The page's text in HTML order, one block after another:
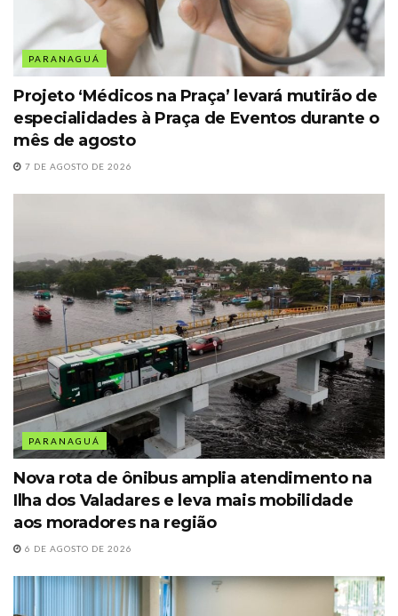
PARANAGUÁ
Projeto ‘Médicos na Praça’ levará mutirão de
especialidades à Praça de Eventos durante o
mês de agosto
7 DE AGOSTO DE 2026
PARANAGUÁ
Nova rota de ônibus amplia atendimento na
Ilha dos Valadares e leva mais mobilidade
aos moradores na região
6 DE AGOSTO DE 2026